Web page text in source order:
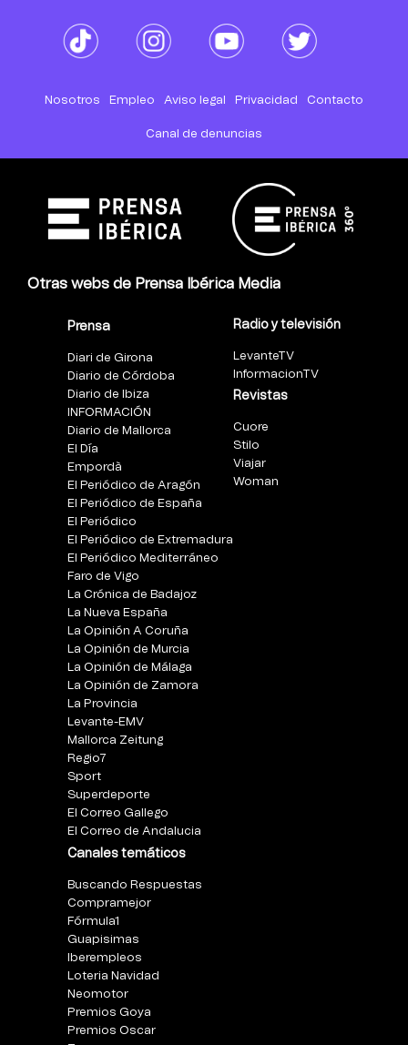
Nosotros Empleo Aviso legal Privacidad Contacto
Canal de denuncias
Otras webs de Prensa Ibérica Media
Prensa
Diari de Girona
Diario de Córdoba
Diario de Ibiza
INFORMACIÓN
Diario de Mallorca
El Día
Empordà
El Periódico de Aragón
El Periódico de España
El Periódico
El Periódico de Extremadura
El Periódico Mediterráneo
Faro de Vigo
La Crónica de Badajoz
La Nueva España
La Opinión A Coruña
La Opinión de Murcia
La Opinión de Málaga
La Opinión de Zamora
La Provincia
Levante-EMV
Mallorca Zeitung
Regio7
Sport
Superdeporte
El Correo Gallego
El Correo de Andalucia
Canales temáticos
Buscando Respuestas
Compramejor
Fórmula1
Guapisimas
Iberempleos
Loteria Navidad
Neomotor
Premios Goya
Premios Oscar
Radio y televisión
LevanteTV
InformacionTV
Revistas
Cuore
Stilo
Viajar
Woman